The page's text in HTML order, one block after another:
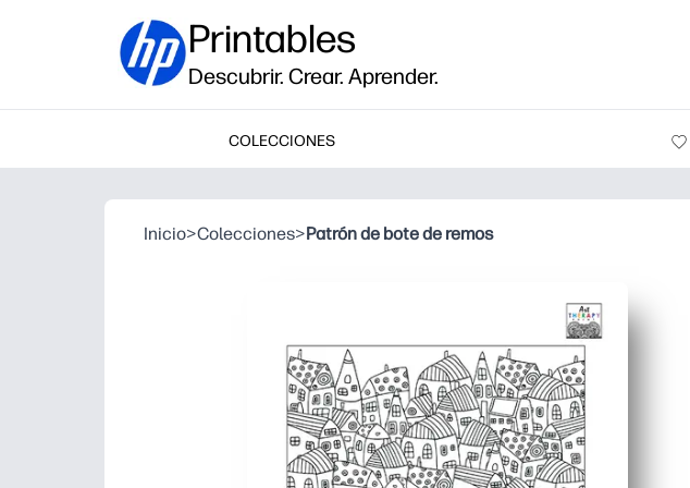
Printables
Descubrir. Crear. Aprender.
COLECCIONES
Inicio>Colecciones>Patrón de bote de remos